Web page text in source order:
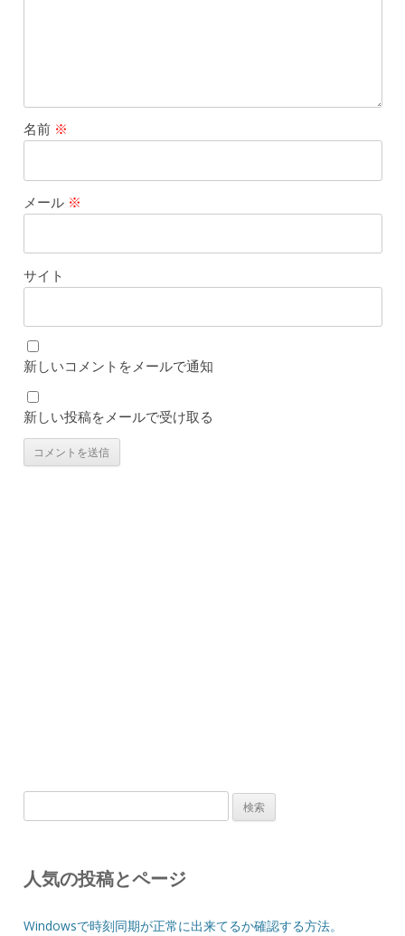
名前 ※
メール ※
サイト
新しいコメントをメールで通知
新しい投稿をメールで受け取る
索:
人気の投稿とページ
Windowsで時刻同期が正常に出来てるか確認する方法。